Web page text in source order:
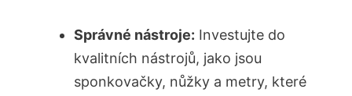
Správné nástroje: Investujte do
kvalitních nástrojů, jako jsou
sponkovačky, nůžky a metry, které